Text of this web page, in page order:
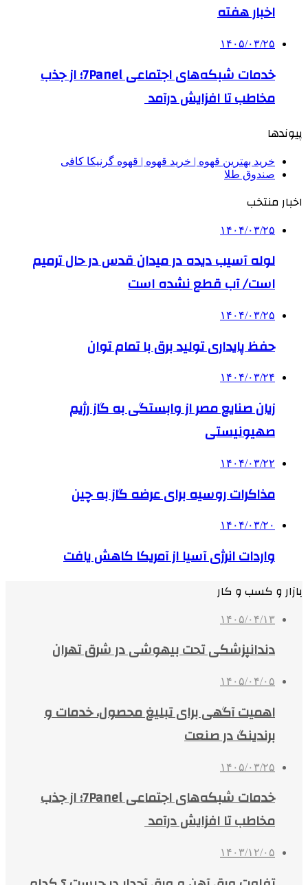
اخبار هفته
۱۴۰۵/۰۳/۲۵
خدمات شبکه‌های اجتماعی 7Panel؛ از جذب
مخاطب تا افزایش درآمد
پیوندها
خرید بهترین قهوه | خرید قهوه | قهوه گرنیکا کافی
صندوق طلا
اخبار منتخب
۱۴۰۴/۰۳/۲۵
لوله آسیب دیده در میدان قدس در حال ترمیم
است/ آب قطع نشده است
۱۴۰۴/۰۳/۲۵
حفظ پایداری تولید برق با تمام توان
۱۴۰۴/۰۳/۲۴
زیان صنایع مصر از وابستگی به گاز رژیم
صهیونیستی
۱۴۰۴/۰۳/۲۲
مذاکرات روسیه برای عرضه گاز به چین
۱۴۰۴/۰۳/۲۰
واردات انرژی آسیا از آمریکا کاهش یافت
بازار و کسب و کار
۱۴۰۵/۰۴/۱۳
دندانپزشکی تحت بیهوشی در شرق تهران
۱۴۰۵/۰۴/۰۵
اهمیت آگهی برای تبلیغ محصول، خدمات و
برندینگ در صنعت
۱۴۰۵/۰۳/۲۵
خدمات شبکه‌های اجتماعی 7Panel؛ از جذب
مخاطب تا افزایش درآمد
۱۴۰۳/۱۲/۰۵